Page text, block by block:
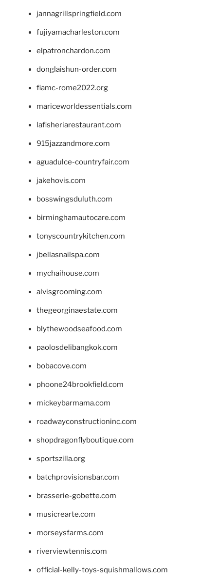
jannagrillspringfield.com
fujiyamacharleston.com
elpatronchardon.com
donglaishun-order.com
fiamc-rome2022.org
mariceworldessentials.com
lafisheriarestaurant.com
915jazzandmore.com
aguadulce-countryfair.com
jakehovis.com
bosswingsduluth.com
birminghamautocare.com
tonyscountrykitchen.com
jbellasnailspa.com
mychaihouse.com
alvisgrooming.com
thegeorginaestate.com
blythewoodseafood.com
paolosdelibangkok.com
bobacove.com
phoone24brookfield.com
mickeybarmama.com
roadwayconstructioninc.com
shopdragonflyboutique.com
sportszilla.org
batchprovisionsbar.com
brasserie-gobette.com
musicrearte.com
morseysfarms.com
riverviewtennis.com
official-kelly-toys-squishmallows.com